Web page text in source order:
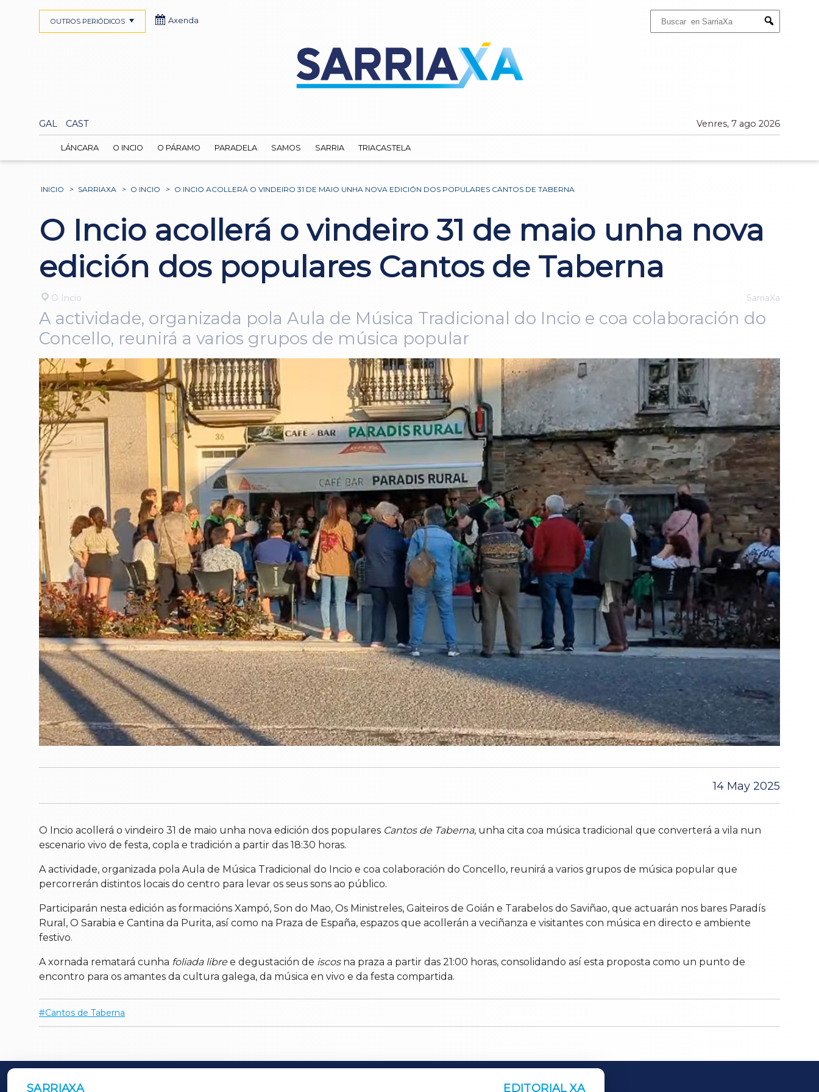
Submit
GAL CAST Venres, 7 ago 2026
OUTROS PERIÓDICOS Axenda
LÁNCARA O INCIO O PÁRAMO PARADELA SAMOS SARRIA TRIACASTELA
INICIO > SARRIAXA > O INCIO > O INCIO ACOLLERÁ O VINDEIRO 31 DE MAIO UNHA NOVA EDICIÓN DOS POPULARES CANTOS DE TABERNA
O Incio acollerá o vindeiro 31 de maio unha nova
edición dos populares Cantos de Taberna
O Incio SarriaXa
A actividade, organizada pola Aula de Música Tradicional do Incio e coa colaboración do
Concello, reunirá a varios grupos de música popular
14 May 2025
O Incio acollerá o vindeiro 31 de maio unha nova edición dos populares Cantos de Taberna, unha cita coa música tradicional que converterá a vila nun
escenario vivo de festa, copla e tradición a partir das 18:30 horas.
A actividade, organizada pola Aula de Música Tradicional do Incio e coa colaboración do Concello, reunirá a varios grupos de música popular que
percorrerán distintos locais do centro para levar os seus sons ao público.
Participarán nesta edición as formacións Xampó, Son do Mao, Os Ministreles, Gaiteiros de Goián e Tarabelos do Saviñao, que actuarán nos bares Paradís
Rural, O Sarabia e Cantina da Purita, así como na Praza de España, espazos que acollerán a veciñanza e visitantes con música en directo e ambiente
festivo.
A xornada rematará cunha foliada libre e degustación de iscos na praza a partir das 21:00 horas, consolidando así esta proposta como un punto de
encontro para os amantes da cultura galega, da música en vivo e da festa compartida.
Cantos de Taberna
SARRIAXA EDITORIAL XA